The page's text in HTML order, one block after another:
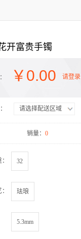
开富贵手镯
￥0.00 请登录
请选择配送区域
销量： 0